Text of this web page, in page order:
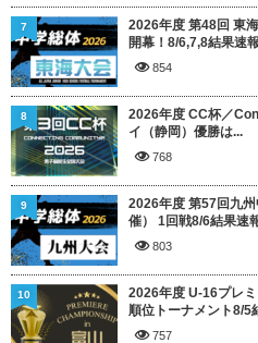
2026年度 第48回 東
開幕！8/6,7,8結果速報
854
7
2026年度 CC杯／
イ（静岡）優勝は...
768
8
2026年度 第57回九
催） 1回戦8/6結果速
803
9
2026年度 U-16プレ
順位トーナメント8/5
757
10